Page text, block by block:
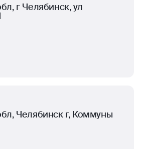
г Челябинск, ул
Челябинск г, Коммуны